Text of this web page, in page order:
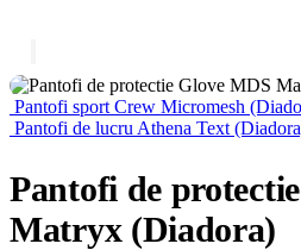
Pantofi sport Crew Micromesh
Pantofi de lucru Athena Text
Pantofi de
Matryx (Diadora)